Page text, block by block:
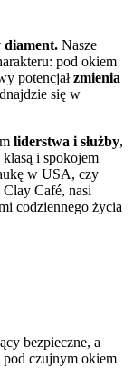
diament. Nasze
pod okiem
potencjałzmienia
się w
liderstwa i służby,
i spokojem
w USA, czy
Café, nasi
codziennego życia
bezpieczne, a
czujnym okiem